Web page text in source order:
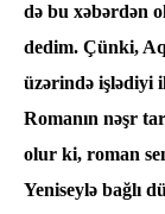
də bu xəbərdən
dedim. Çünki,
üzərində işlədiyi
Romanın nəşr
olur ki, roman
Yeniseylə bağlı